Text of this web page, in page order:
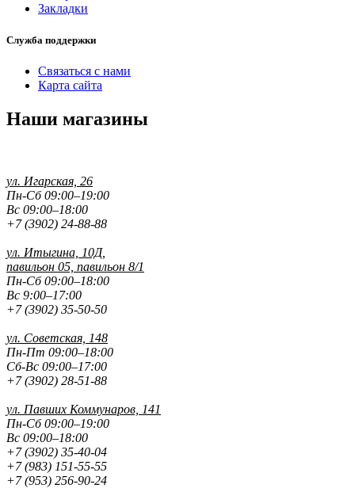
Закладки
Служба поддержки
Связаться с нами
Карта сайта
Наши магазины
ул. Игарская, 26
Пн-Сб 09:00–19:00
Вс 09:00–18:00
+7 (3902) 24-88-88
ул. Итыгина, 10Д,
павильон 05, павильон 8/1
Пн-Сб 09:00–18:00
Вс 9:00–17:00
+7 (3902) 35-50-50
ул. Советская, 148
Пн-Пт 09:00–18:00
Сб-Вс 09:00–17:00
+7 (3902) 28-51-88
ул. Павших Коммунаров, 141
Пн-Сб 09:00–19:00
Вс 09:00–18:00
+7 (3902) 35-40-04
+7 (983) 151-55-55
+7 (953) 256-90-24